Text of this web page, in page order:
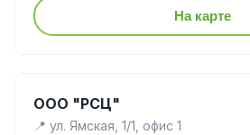
На карте
ООО "РСЦ"
📍 ул. Ямская, 1/1, офис 1